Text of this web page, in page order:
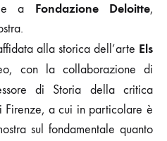
e a Fondazione Deloitte,
alla storica dell’arte Els
con la collaborazione di
di Storia della critica
Firenze, a cui in particolare è
sul fondamentale quanto